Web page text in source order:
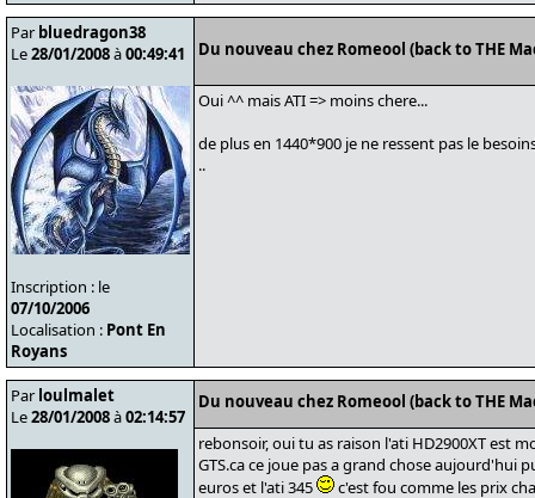
Par bluedragon38
Le28/01/2008à00:49:41
Inscription : le
07/10/2006
Localisation : Pont En
Royans
Du nouveau chez Romeool (back to THE
Oui ^^ mais ATI => moins chere...
de plus en 1440*900 je ne ressent pas le
..
Par loulmalet
Le28/01/2008à02:14:57
Du nouveau chez Romeool (back to THE
rebonsoir, oui tu as raison l'ati HD2900XT est
GTS.ca ce joue pas a grand chose aujourd'hui
euros et l'ati 345
c'est fou comme les prix